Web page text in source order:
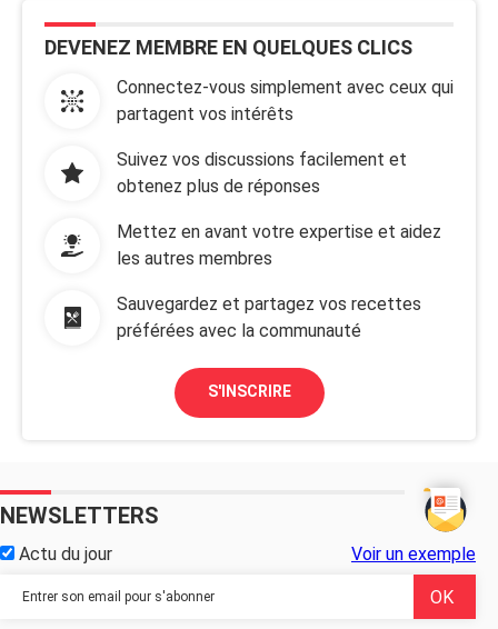
DEVENEZ MEMBRE EN QUELQUES CLICS
Connectez-vous simplement avec ceux qui
partagent vos intérêts
Suivez vos discussions facilement et
obtenez plus de réponses
Mettez en avant votre expertise et aidez
les autres membres
Sauvegardez et partagez vos recettes
préférées avec la communauté
S'INSCRIRE
NEWSLETTERS
Actu du jour Voir un exemple